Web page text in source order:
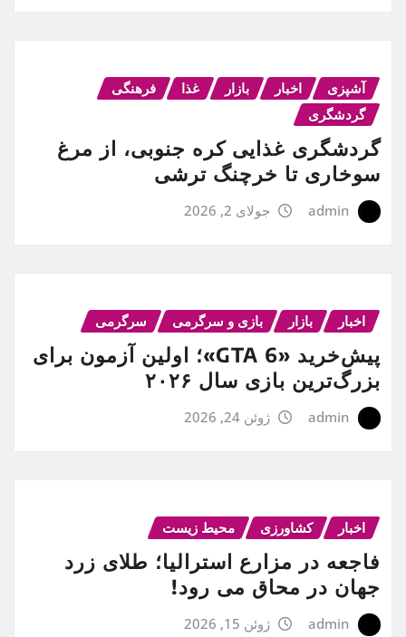
آشپزی اخبار بازار غذا
فرهنگی
گردشگری
گردشگری غذایی کره جنوبی، از مرغ
سوخاری تا خرچنگ ترشی
admin جولای 2, 2026
اخبار بازار بازی و سرگرمی سرگرمی
پیش‌خرید «GTA 6»؛ اولین آزمون برای
بزرگ‌ترین بازی سال ۲۰۲۶
admin ژوئن 24, 2026
اخبار کشاورزی محیط زیست
فاجعه در مزارع استرالیا؛ طلای زرد
جهان در محاق می رود!
admin ژوئن 15, 2026